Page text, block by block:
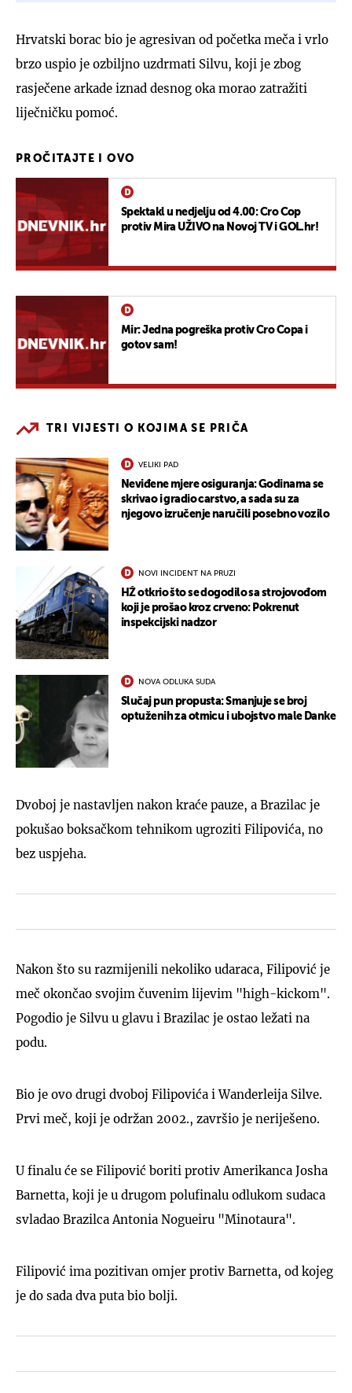
Hrvatski borac bio je agresivan od početka meča i vrlo
brzo uspio je ozbiljno uzdrmati Silvu, koji je zbog
rasječene arkade iznad desnog oka morao zatražiti
liječničku pomoć.
PROČITAJTE I OVO
Spektakl u nedjelju od 4.00: Cro Cop
protiv Mira UŽIVO na Novoj TV i GOL.hr!
Mir: Jedna pogreška protiv Cro Copa i
gotov sam!
TRI VIJESTI O KOJIMA SE PRIČA
VELIKI PAD
Neviđene mjere osiguranja: Godinama se
skrivao i gradio carstvo, a sada su za
njegovo izručenje naručili posebno vozilo
NOVI INCIDENT NA PRUZI
HŽ otkrio što se dogodilo sa strojovođom
koji je prošao kroz crveno: Pokrenut
inspekcijski nadzor
NOVA ODLUKA SUDA
Slučaj pun propusta: Smanjuje se broj
optuženih za otmicu i ubojstvo male Danke
Dvoboj je nastavljen nakon kraće pauze, a Brazilac je
pokušao boksačkom tehnikom ugroziti Filipovića, no
bez uspjeha.
Nakon što su razmijenili nekoliko udaraca, Filipović je
meč okončao svojim čuvenim lijevim "high-kickom".
Pogodio je Silvu u glavu i Brazilac je ostao ležati na
podu.
Bio je ovo drugi dvoboj Filipovića i Wanderleija Silve.
Prvi meč, koji je održan 2002., završio je neriješeno.
U finalu će se Filipović boriti protiv Amerikanca Josha
Barnetta, koji je u drugom polufinalu odlukom sudaca
svladao Brazilca Antonia Nogueiru "Minotaura".
Filipović ima pozitivan omjer protiv Barnetta, od kojeg
je do sada dva puta bio bolji.